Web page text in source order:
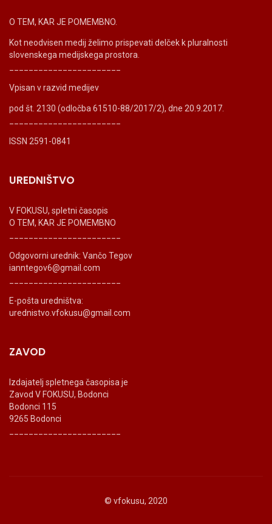
O TEM, KAR JE POMEMBNO.
Kot neodvisen medij želimo prispevati delček k pluralnosti
slovenskega medijskega prostora.
Vpisan v razvid medijev
pod št. 2130 (odločba 61510-88/2017/2), dne 20.9.2017.
ISSN 2591-0841
UREDNIŠTVO
V FOKUSU, spletni časopis
O TEM, KAR JE POMEMBNO
Odgovorni urednik: Vančo Tegov
ianntegov6@gmail.com
E-pošta uredništva:
urednistvo.vfokusu@gmail.com
ZAVOD
Izdajatelj spletnega časopisa je
Zavod V FOKUSU, Bodonci
Bodonci 115
9265 Bodonci
© vfokusu, 2020